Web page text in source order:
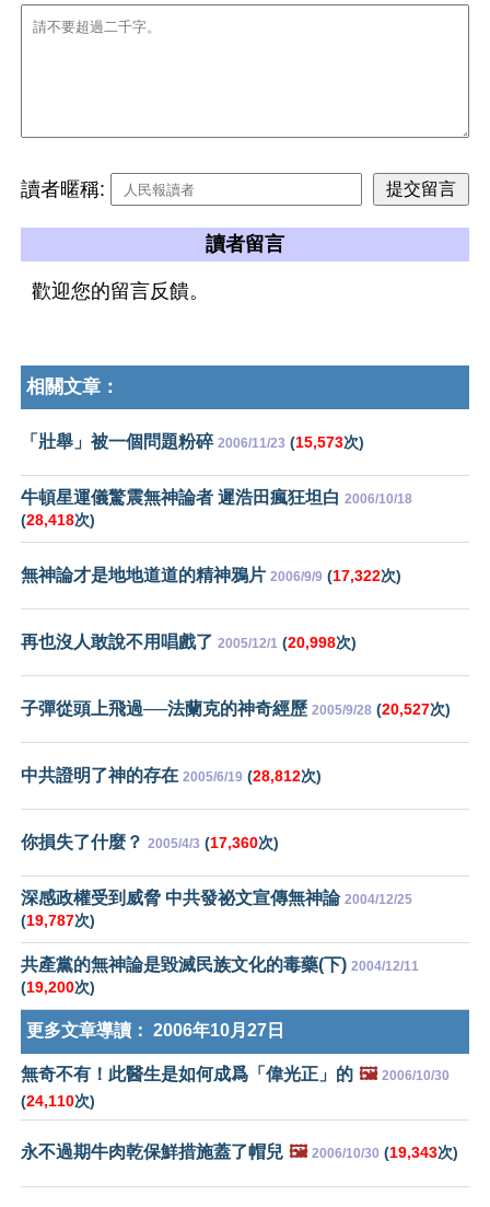
讀者暱稱:
讀者留言
歡迎您的留言反饋。
相關文章：
「壯舉」被一個問題粉碎 2006/11/23 (15,573次)
牛頓星運儀驚震無神論者 遲浩田瘋狂坦白 2006/10/18
(28,418次)
無神論才是地地道道的精神鴉片 2006/9/9 (17,322次)
再也沒人敢說不用唱戲了 2005/12/1 (20,998次)
子彈從頭上飛過──法蘭克的神奇經歷 2005/9/28 (20,527次)
中共證明了神的存在 2005/6/19 (28,812次)
你損失了什麼？ 2005/4/3 (17,360次)
深感政權受到威脅 中共發祕文宣傳無神論 2004/12/25
(19,787次)
共產黨的無神論是毀滅民族文化的毒藥(下) 2004/12/11
(19,200次)
更多文章導讀： 2006年10月27日
無奇不有！此醫生是如何成爲「偉光正」的 🖼️ 2006/10/30
(24,110次)
永不過期牛肉乾保鮮措施蓋了帽兒 🖼️ 2006/10/30 (19,343次)